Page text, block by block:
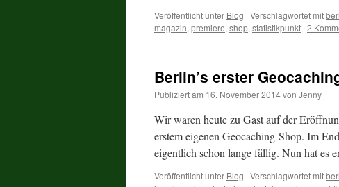
Veröffentlicht unter Blog | Verschlagwortet mit
magazin, premiere, shop, statistikpunkt | 2
Berlin’s erster
Publiziert am 16. November 2014von Jenny
Wir waren heute zu Gast auf der
erstem eigenen Geocaching-Shop. Im
eigentlich schon lange fällig. Nun hat es
Veröffentlicht unter Blog | Verschlagwortet mit